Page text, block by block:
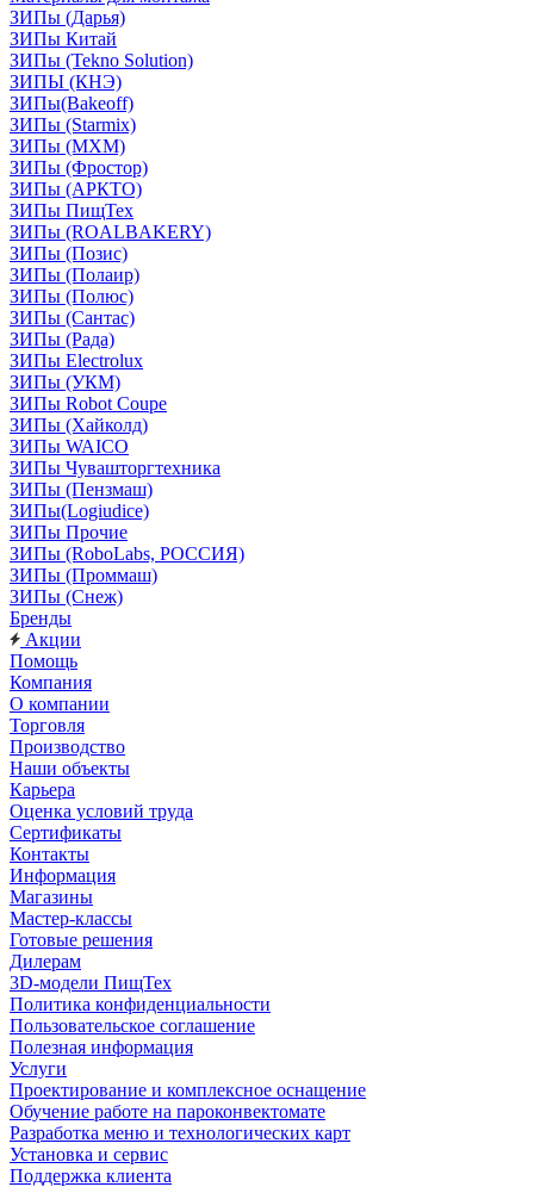
ЗИПы (Дарья)
ЗИПы Китай
ЗИПы (Tekno Solution)
ЗИПЫ (КНЭ)
ЗИПы(Bakeoff)
ЗИПы (Starmix)
ЗИПы (МХМ)
ЗИПы (Фростор)
ЗИПы (АРКТО)
ЗИПы ПищТех
ЗИПы (ROALBAKERY)
ЗИПы (Позис)
ЗИПы (Полаир)
ЗИПы (Полюс)
ЗИПы (Сантас)
ЗИПы (Рада)
ЗИПы Electrolux
ЗИПы (УКМ)
ЗИПы Robot Coupe
ЗИПы (Хайколд)
ЗИПы WAICO
ЗИПы Чувашторгтехника
ЗИПы (Пензмаш)
ЗИПы(Logiudice)
ЗИПы Прочие
ЗИПы (RoboLabs, РОССИЯ)
ЗИПы (Проммаш)
ЗИПы (Снеж)
Бренды
Акции
Помощь
Компания
О компании
Торговля
Производство
Наши объекты
Карьера
Оценка условий труда
Сертификаты
Контакты
Информация
Магазины
Мастер-классы
Готовые решения
Дилерам
3D-модели ПищТех
Политика конфиденциальности
Пользовательское соглашение
Полезная информация
Услуги
Проектирование и комплексное оснащение
Обучение работе на пароконвектомате
Разработка меню и технологических карт
Установка и сервис
Поддержка клиента